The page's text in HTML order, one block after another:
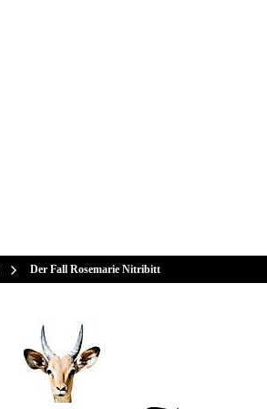
Der Fall Rosemarie Nitribitt